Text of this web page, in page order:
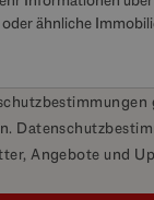
Angebote und